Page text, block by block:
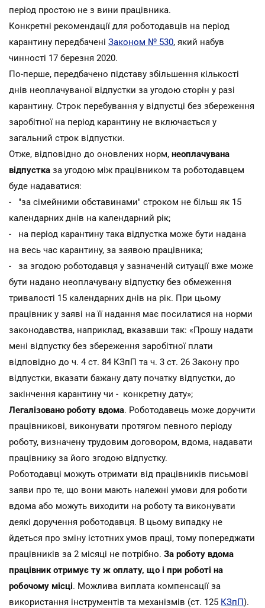
період простою не з вини працівника.
Конкретні рекомендації для роботодавців на період
карантину передбачені Законом № 530, який набув
чинності 17 березня 2020.
По-перше, передбачено підставу збільшення кількості
днів неоплачуваної відпустки за угодою сторін у разі
карантину. Строк перебування у відпустці без збереження
заробітної на період карантину не включається у
загальний строк відпустки.
Отже, відповідно до оновлених норм, неоплачувана
відпустка за угодою між працівником та роботодавцем
буде надаватися:
- "за сімейними обставинами" строком не більш як 15
календарних днів на календарний рік;
- на період карантину така відпустка може бути надана
на весь час карантину, за заявою працівника;
- за згодою роботодавця у зазначеній ситуації вже може
бути надано неоплачувану відпустку без обмеження
тривалості 15 календарних днів на рік. При цьому
працівник у заяві на її надання має посилатися на норми
законодавства, наприклад, вказавши так: «Прошу надати
мені відпустку без збереження заробітної плати
відповідно до ч. 4 ст. 84 КЗпП та ч. 3 ст. 26 Закону про
відпустки, вказати бажану дату початку відпустки, до
закінчення карантину чи - конкретну дату»;
Легалізовано роботу вдома. Роботодавець може доручити
працівникові, виконувати протягом певного періоду
роботу, визначену трудовим договором, вдома, надавати
працівнику за його згодою відпустку.
Роботодавці можуть отримати від працівників письмові
заяви про те, що вони мають належні умови для роботи
вдома або можуть виходити на роботу та виконувати
деякі доручення роботодавця. В цьому випадку не
йдеться про зміну істотних умов праці, тому попереджати
працівників за 2 місяці не потрібно. За роботу вдома
працівник отримує ту ж оплату, що і при роботі на
робочому місці. Можлива виплата компенсації за
використання інструментів та механізмів (ст. 125 КЗпП).